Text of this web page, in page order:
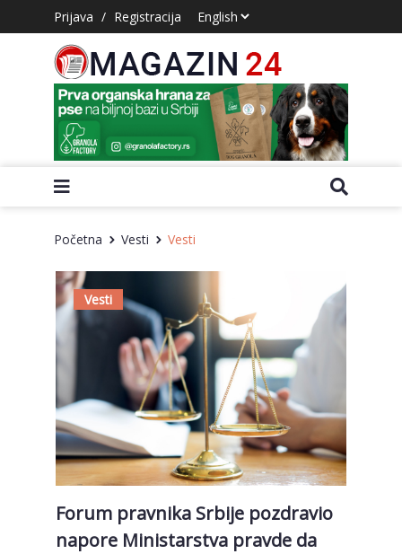
Prijava / Registracija
Početna Vesti Vesti
Vesti
Forum pravnika Srbije pozdravio
napore Ministarstva pravde da